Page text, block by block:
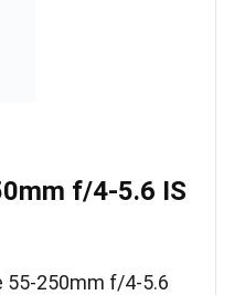
f/4-5.6 IS
55-250mm f/4-5.6